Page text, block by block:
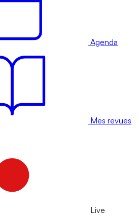
Agenda
Mes revues
Live